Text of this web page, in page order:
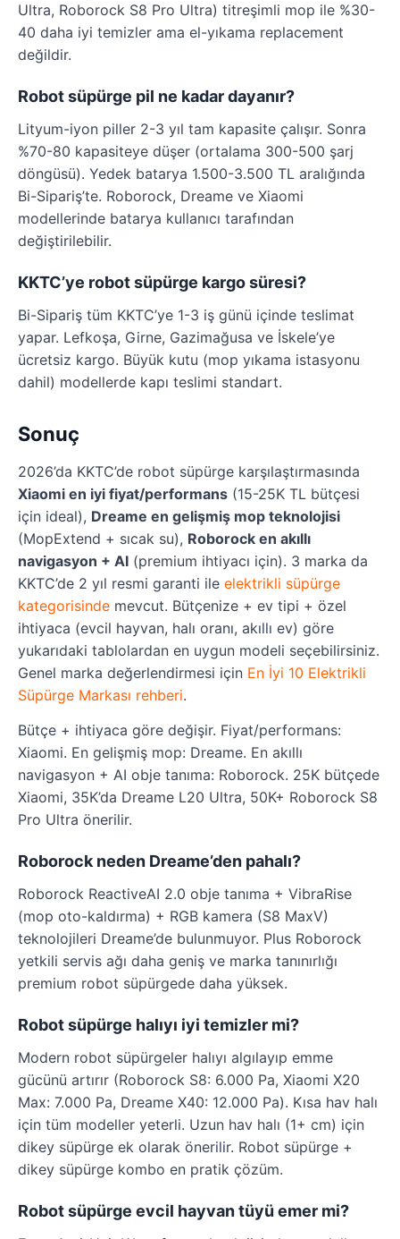
Ultra, Roborock S8 Pro Ultra) titreşimli mop ile %30-
40 daha iyi temizler ama el-yıkama replacement
değildir.
Robot süpürge pil ne kadar dayanır?
Lityum-iyon piller 2-3 yıl tam kapasite çalışır. Sonra
%70-80 kapasiteye düşer (ortalama 300-500 şarj
döngüsü). Yedek batarya 1.500-3.500 TL aralığında
Bi-Sipariş’te. Roborock, Dreame ve Xiaomi
modellerinde batarya kullanıcı tarafından
değiştirilebilir.
KKTC’ye robot süpürge kargo süresi?
Bi-Sipariş tüm KKTC’ye 1-3 iş günü içinde teslimat
yapar. Lefkoşa, Girne, Gazimağusa ve İskele’ye
ücretsiz kargo. Büyük kutu (mop yıkama istasyonu
dahil) modellerde kapı teslimi standart.
Sonuç
2026’da KKTC’de robot süpürge karşılaştırmasında
Xiaomi en iyi fiyat/performans (15-25K TL bütçesi
için ideal), Dreame en gelişmiş mop teknolojisi
(MopExtend + sıcak su), Roborock en akıllı
navigasyon + AI (premium ihtiyacı için). 3 marka da
KKTC’de 2 yıl resmi garanti ile elektrikli süpürge
kategorisinde mevcut. Bütçenize + ev tipi + özel
ihtiyaca (evcil hayvan, halı oranı, akıllı ev) göre
yukarıdaki tablolardan en uygun modeli seçebilirsiniz.
Genel marka değerlendirmesi için En İyi 10 Elektrikli
Süpürge Markası rehberi.
Bütçe + ihtiyaca göre değişir. Fiyat/performans:
Xiaomi. En gelişmiş mop: Dreame. En akıllı
navigasyon + AI obje tanıma: Roborock. 25K bütçede
Xiaomi, 35K’da Dreame L20 Ultra, 50K+ Roborock S8
Pro Ultra önerilir.
Roborock neden Dreame’den pahalı?
Roborock ReactiveAI 2.0 obje tanıma + VibraRise
(mop oto-kaldırma) + RGB kamera (S8 MaxV)
teknolojileri Dreame’de bulunmuyor. Plus Roborock
yetkili servis ağı daha geniş ve marka tanınırlığı
premium robot süpürgede daha yüksek.
Robot süpürge halıyı iyi temizler mi?
Modern robot süpürgeler halıyı algılayıp emme
gücünü artırır (Roborock S8: 6.000 Pa, Xiaomi X20
Max: 7.000 Pa, Dreame X40: 12.000 Pa). Kısa hav halı
için tüm modeller yeterli. Uzun hav halı (1+ cm) için
dikey süpürge ek olarak önerilir. Robot süpürge +
dikey süpürge kombo en pratik çözüm.
Robot süpürge evcil hayvan tüyü emer mi?